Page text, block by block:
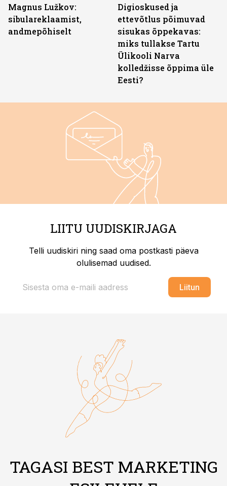
Magnus Lužkov:
sibulareklaamist,
andmepõhiselt
Digioskused ja
ettevõtlus põimuvad
sisukas õppekavas:
miks tullakse Tartu
Ülikooli Narva
kolledžisse õppima üle
Eesti?
LIITU UUDISKIRJAGA
Telli uudiskiri ning saad oma postkasti päeva
olulisemad uudised.
Liitun
TAGASI BEST MARKETING